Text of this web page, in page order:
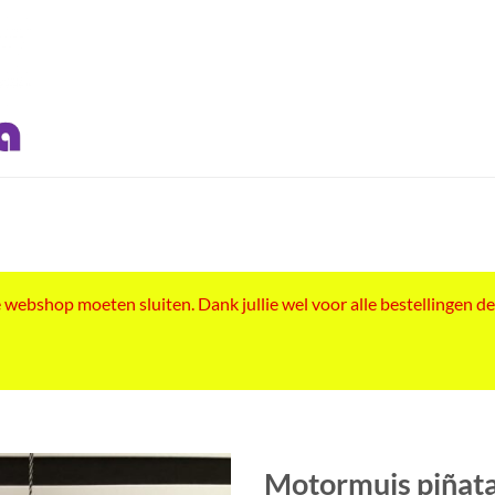
moeten sluiten. Dank jullie wel voor alle bestellingen
Motormuis